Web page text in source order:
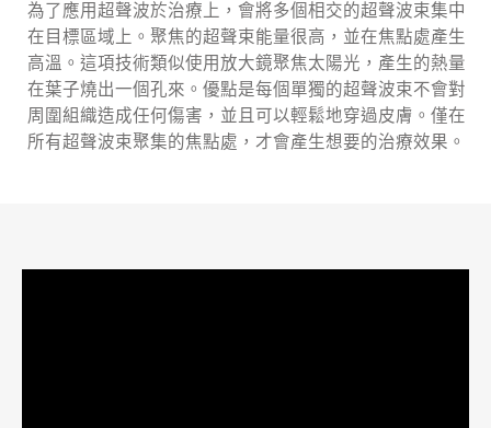
為了應用超聲波於治療上，會將多個相交的超聲波束集中
在目標區域上。聚焦的超聲束能量很高，並在焦點處產生
高溫。這項技術類似使用放大鏡聚焦太陽光，產生的熱量
在葉子燒出一個孔來。優點是每個單獨的超聲波束不會對
周圍組織造成任何傷害，並且可以輕鬆地穿過皮膚。僅在
所有超聲波束聚集的焦點處，才會產生想要的治療效果。